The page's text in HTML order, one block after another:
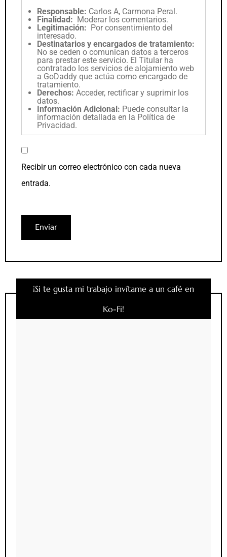
Responsable: Carlos A, Carmona Peral.
Finalidad: Moderar los comentarios.
Legitimación: Por consentimiento del
interesado.
Destinatarios y encargados de tratamiento:
No se ceden o comunican datos a terceros
para prestar este servicio. El Titular ha
contratado los servicios de alojamiento web
a GoDaddy que actúa como encargado de
tratamiento.
Derechos: Acceder, rectificar y suprimir los
datos.
Información Adicional: Puede consultar la
información detallada en la Política de
Privacidad.
Recibir un correo electrónico con cada nueva
entrada.
¡Si te gusta mi trabajo invítame a un café en
Ko-Fi!